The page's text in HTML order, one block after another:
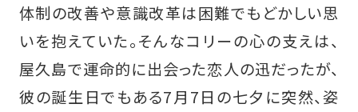
体制の改善や意識改革は困難でもどかしい思
いを抱えていた。そんなコリーの心の支えは、
屋久島で運命的に出会った恋人の迅だったが、
彼の誕生日でもある7月7日の七夕に突然、姿